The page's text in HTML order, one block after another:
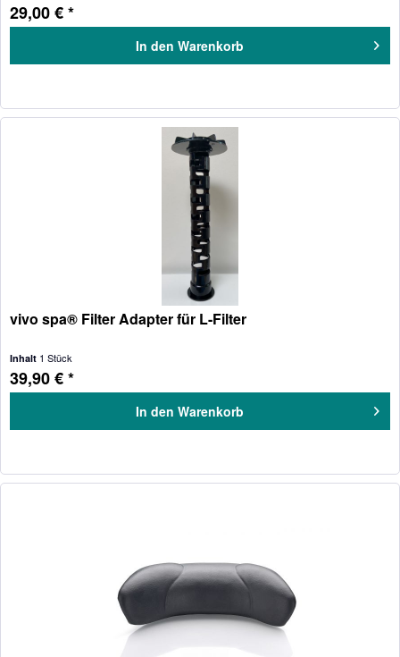
29,00 € *
In den Warenkorb
vivo spa® Filter Adapter für L-Filter
Inhalt 1 Stück
39,90 € *
In den Warenkorb